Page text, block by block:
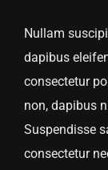
Nullam
dapibus
consectetur
non, dapibus
Suspendisse
consectetur